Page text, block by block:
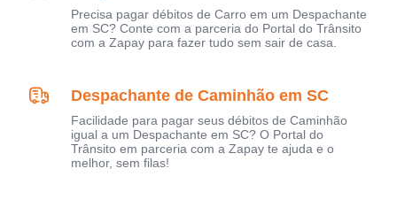
Precisa pagar débitos de Carro em um Despachante
em SC? Conte com a parceria do Portal do Trânsito
com a Zapay para fazer tudo sem sair de casa.
Despachante de Caminhão em SC
Facilidade para pagar seus débitos de Caminhão
igual a um Despachante em SC? O Portal do
Trânsito em parceria com a Zapay te ajuda e o
melhor, sem filas!